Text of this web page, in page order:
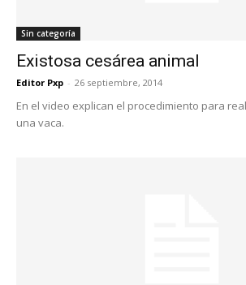
Sin categoría
Existosa cesárea animal
Editor Pxp - 26 septiembre, 2014
En el video explican el procedimiento para
una vaca.